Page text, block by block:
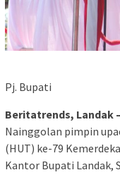
Pj. Bupati
Beritatrends, Landak –
Nainggolan pimpin
(HUT) ke-79
Kantor Bupati Landak,